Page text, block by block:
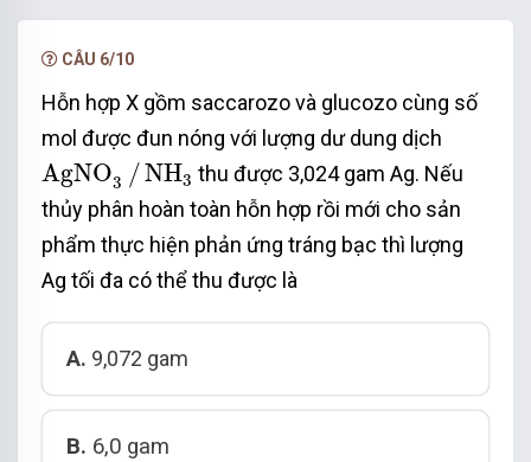
CÂU 6/10
Hỗn hợp X gồm saccarozo và glucozo cùng số
mol được đun nóng với lượng dư dung dịch
AgNO3 /NH3
AgNO3 NH3
thu được 3,024 gam Ag. Nếu
thủy phân hoàn toàn hỗn hợp rồi mới cho sản
phẩm thực hiện phản ứng tráng bạc thì lượng
Ag tối đa có thể thu được là
A. 9,072 gam
B. 6,0 gam